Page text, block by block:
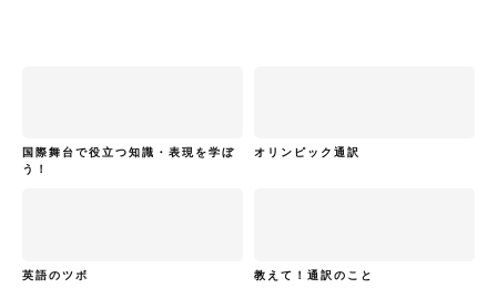
国際舞台で役立つ知識・表現を学ぼ
う！
オリンピック通訳
英語のツボ 教えて！通訳のこと